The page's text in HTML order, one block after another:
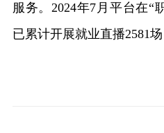
服务。2024年7月平台在“
已累计开展就业直播2581